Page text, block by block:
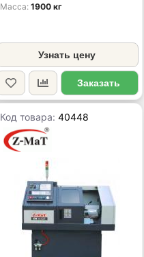
Масса 1900 кг
Узнать цену
Заказать
Код товара:40448